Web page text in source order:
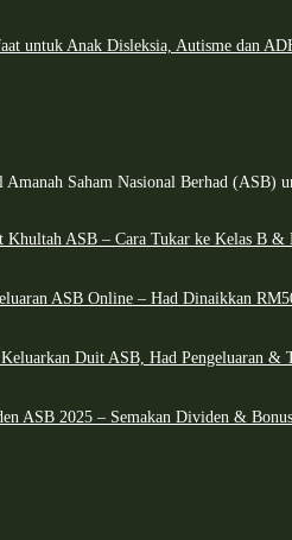
untuk Anak Disleksia, Autisme dan
Amanah Saham Nasional Berhad (ASB)
Khultah ASB – Cara Tukar ke Kelas B &
ASB Online – Had Dinaikkan
Duit ASB, Had Pengeluaran &
ASB 2025 – Semakan Dividen &